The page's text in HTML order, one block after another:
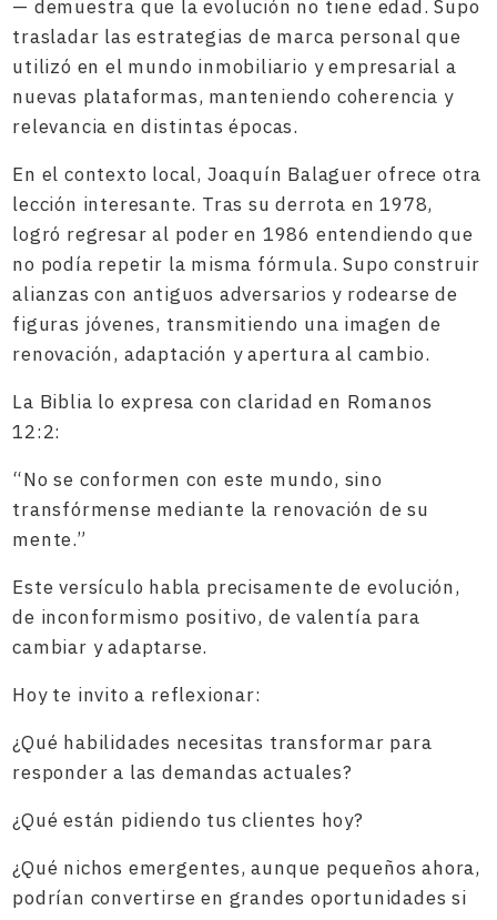
— demuestra que la evolución no tiene edad. Supo
trasladar las estrategias de marca personal que
utilizó en el mundo inmobiliario y empresarial a
nuevas plataformas, manteniendo coherencia y
relevancia en distintas épocas.
En el contexto local, Joaquín Balaguer ofrece otra
lección interesante. Tras su derrota en 1978,
logró regresar al poder en 1986 entendiendo que
no podía repetir la misma fórmula. Supo construir
alianzas con antiguos adversarios y rodearse de
figuras jóvenes, transmitiendo una imagen de
renovación, adaptación y apertura al cambio.
La Biblia lo expresa con claridad en Romanos
12:2:
“No se conformen con este mundo, sino
transfórmense mediante la renovación de su
mente.”
Este versículo habla precisamente de evolución,
de inconformismo positivo, de valentía para
cambiar y adaptarse.
Hoy te invito a reflexionar:
¿Qué habilidades necesitas transformar para
responder a las demandas actuales?
¿Qué están pidiendo tus clientes hoy?
¿Qué nichos emergentes, aunque pequeños ahora,
podrían convertirse en grandes oportunidades si